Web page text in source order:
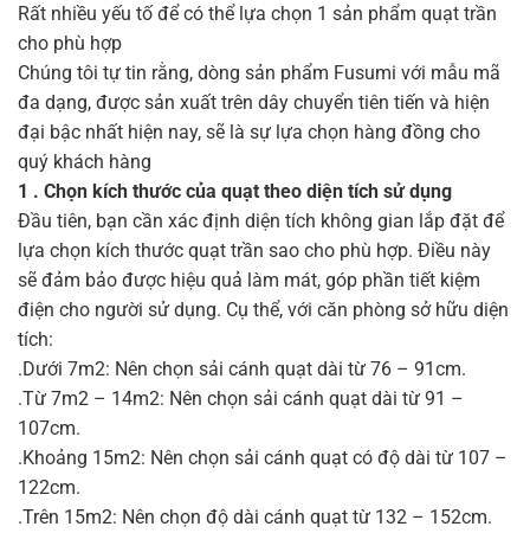
Rất nhiều yếu tố để có thể lựa chọn 1 sản phẩm quạt trần
cho phù hợp
Chúng tôi tự tin rằng, dòng sản phẩm Fusumi với mẫu mã
đa dạng, được sản xuất trên dây chuyển tiên tiến và hiện
đại bậc nhất hiện nay, sẽ là sự lựa chọn hàng đồng cho
quý khách hàng
1 . Chọn kích thước của quạt theo diện tích sử dụng
Đầu tiên, bạn cần xác định diện tích không gian lắp đặt để
lựa chọn kích thước quạt trần sao cho phù hợp. Điều này
sẽ đảm bảo được hiệu quả làm mát, góp phần tiết kiệm
điện cho người sử dụng. Cụ thể, với căn phòng sở hữu diện
tích:
.Dưới 7m2: Nên chọn sải cánh quạt dài từ 76 – 91cm.
.Từ 7m2 – 14m2: Nên chọn sải cánh quạt dài từ 91 –
107cm.
.Khoảng 15m2: Nên chọn sải cánh quạt có độ dài từ 107 –
122cm.
.Trên 15m2: Nên chọn độ dài cánh quạt từ 132 – 152cm.